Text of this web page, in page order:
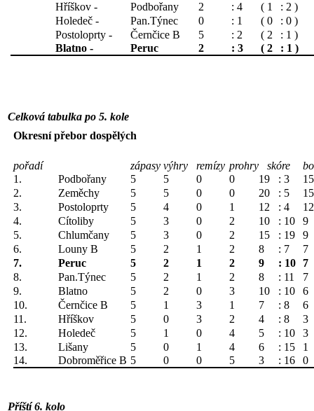
Hříškov -
Podbořany 2 : 4 ( 1
: 2 )
Holedeč -
Pan.Týnec 0 : 1 ( 0
: 0 )
Postoloprty -
Černčice B 5 : 2 ( 2
: 1 )
Blatno -
Peruc 2 : 3 ( 2 : 1 )
Celková tabulka po 5. kole
Okresní přebor dospělých
pořadí zápasy výhry remízy prohry skóre
1.
Podbořany 5 5 0 0 19 : 3
15
2.
Zeměchy 5 5 0 0 20 : 5
15
3.
Postoloprty 5 4 0 1 12 : 4
12
4.
Cítoliby 5 3 0 2 10 : 10
9
5.
Chlumčany 5 3 0 2 15 : 19
9
6.
Louny B 5 2 1 2 8 : 7
7
7.
Peruc 5 2 1 2 9 : 10
7
8.
Pan.Týnec 5 2 1 2 8 : 11
7
9.
Blatno 5 2 0 3 10 : 10
6
10.
Černčice B 5 1 3 1 7 : 8
6
11.
Hříškov 5 0 3 2 4 : 8
3
12.
Holedeč 5 1 0 4 5 : 10
3
13.
Lišany 5 0 1 4 6 : 15
1
14.
Dobroměřice B 5 0 0 5 3 : 16 0
Příští 6. kolo